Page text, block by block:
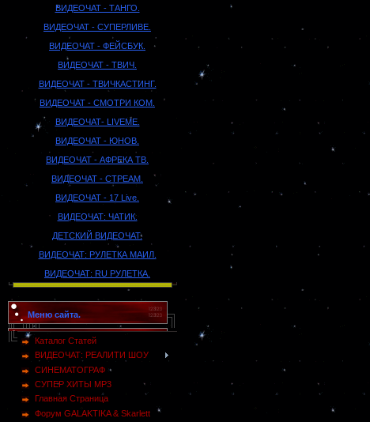
ВИДЕОЧАТ - ТАНГО.
ВИДЕОЧАТ - СУПЕРЛИВЕ.
ВИДЕОЧАТ - ФЕЙСБУК.
ВИДЕОЧАТ - ТВИЧ.
ВИДЕОЧАТ - ТВИЧКАСТИНГ.
ВИДЕОЧАТ - СМОТРИ КОМ.
ВИДЕОЧАТ- LIVEME.
ВИДЕОЧАТ - ЮНОВ.
ВИДЕОЧАТ - АФРЕКА ТВ.
ВИДЕОЧАТ - СТРЕАМ.
ВИДЕОЧАТ - 17 Live.
ВИДЕОЧАТ: ЧАТИК.
ДЕТСКИЙ ВИДЕОЧАТ.
ВИДЕОЧАТ: РУЛЕТКА МАИЛ.
ВИДЕОЧАТ: RU РУЛЕТКА.
Меню сайта.
Каталог Статей
ВИДЕОЧАТ: РЕАЛИТИ ШОУ
СИНЕМАТОГРАФ
СУПЕР ХИТЫ MP3
Главная Страница
Форум GALAKTIKA & Skarlett